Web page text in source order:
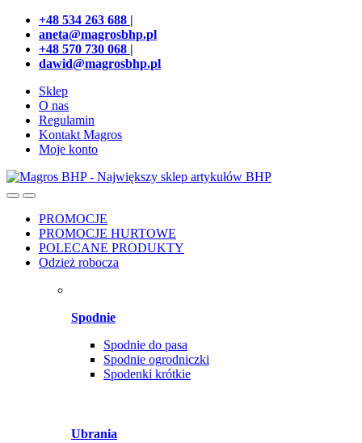
Przejdź
nawigacji
Przeskocz
treści
+48 534 263 688 |
aneta@magrosbhp.pl
+48 570 730 068 |
dawid@magrosbhp.pl
Sklep
O nas
Regulamin
Kontakt Magros
Moje konto
PROMOCJE
PROMOCJE HURTOWE
POLECANE PRODUKTY
Odzież robocza
Spodnie
Spodnie do pasa
Spodnie ogrodniczki
Spodenki krótkie
Ubrania